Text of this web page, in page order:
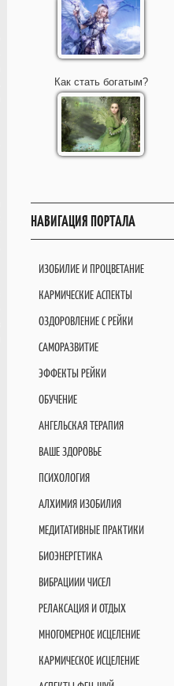
Как стать богатым?
НАВИГАЦИЯ ПОРТАЛА
ИЗОБИЛИЕ И ПРОЦВЕТАНИЕ
КАРМИЧЕСКИЕ АСПЕКТЫ
ОЗДОРОВЛЕНИЕ С РЕЙКИ
САМОРАЗВИТИЕ
ЭФФЕКТЫ РЕЙКИ
ОБУЧЕНИЕ
АНГЕЛЬСКАЯ ТЕРАПИЯ
ВАШЕ ЗДОРОВЬЕ
ПСИХОЛОГИЯ
АЛХИМИЯ ИЗОБИЛИЯ
МЕДИТАТИВНЫЕ ПРАКТИКИ
БИОЭНЕРГЕТИКА
ВИБРАЦИИИ ЧИСЕЛ
РЕЛАКСАЦИЯ И ОТДЫХ
МНОГОМЕРНОЕ ИСЦЕЛЕНИЕ
КАРМИЧЕСКОЕ ИСЦЕЛЕНИЕ